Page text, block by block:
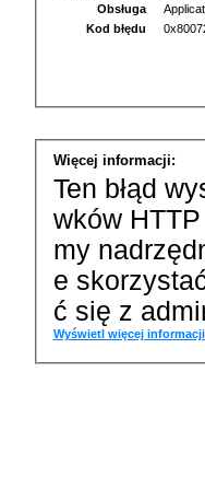
Obsługa
Kod błędu
Więcej informacji:
Ten błąd
wków
my
e
ć się z
Wyświetl więcej